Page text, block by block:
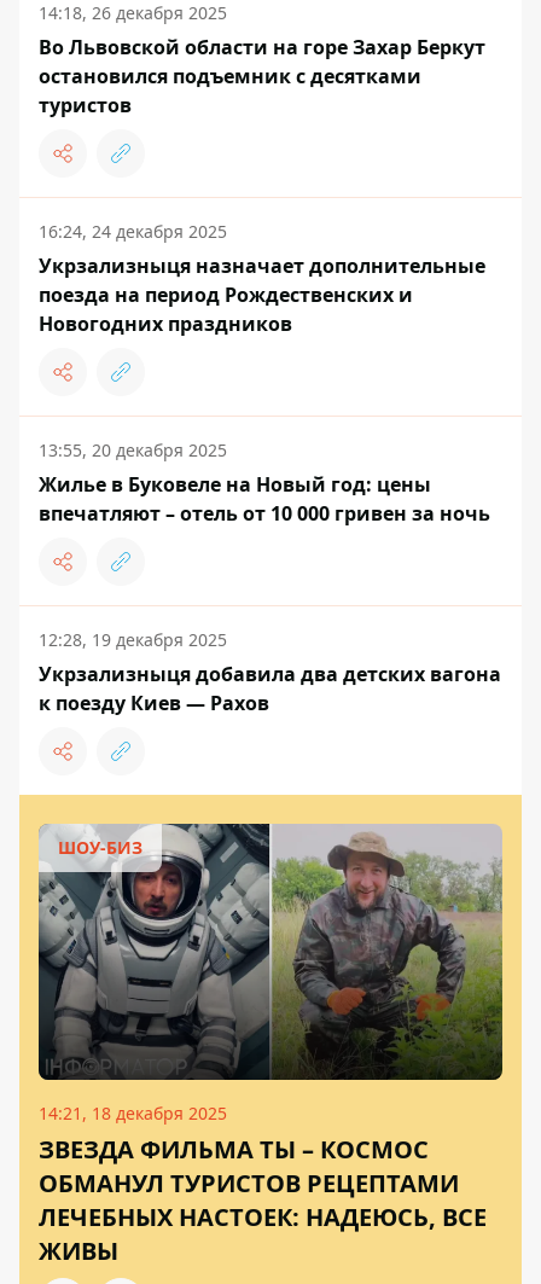
14:18, 26 декабря 2025
Во Львовской области на горе Захар Беркут
остановился подъемник с десятками
туристов
16:24, 24 декабря 2025
Укрзализныця назначает дополнительные
поезда на период Рождественских и
Новогодних праздников
13:55, 20 декабря 2025
Жилье в Буковеле на Новый год: цены
впечатляют – отель от 10 000 гривен за ночь
12:28, 19 декабря 2025
Укрзализныця добавила два детских вагона
к поезду Киев — Рахов
ШОУ-БИЗ
14:21, 18 декабря 2025
ЗВЕЗДА ФИЛЬМА ТЫ – КОСМОС
ОБМАНУЛ ТУРИСТОВ РЕЦЕПТАМИ
ЛЕЧЕБНЫХ НАСТОЕК: НАДЕЮСЬ, ВСЕ
ЖИВЫ